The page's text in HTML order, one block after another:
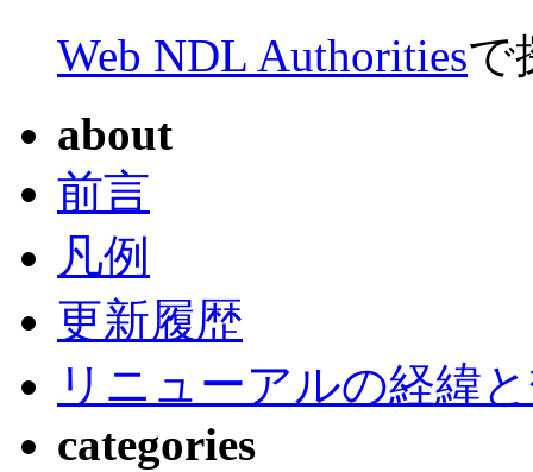
Web NDL Authoritiesで
about
前言
凡例
更新履歴
リニューアルの経緯
categories